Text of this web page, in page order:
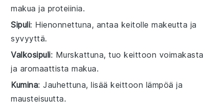
makua ja proteiinia.
Sipuli: Hienonnettuna, antaa keitolle makeutta ja
syvyyttä.
Valkosipuli: Murskattuna, tuo keittoon voimakasta
ja aromaattista makua.
Kumina: Jauhettuna, lisää keittoon lämpöä ja
mausteisuutta.